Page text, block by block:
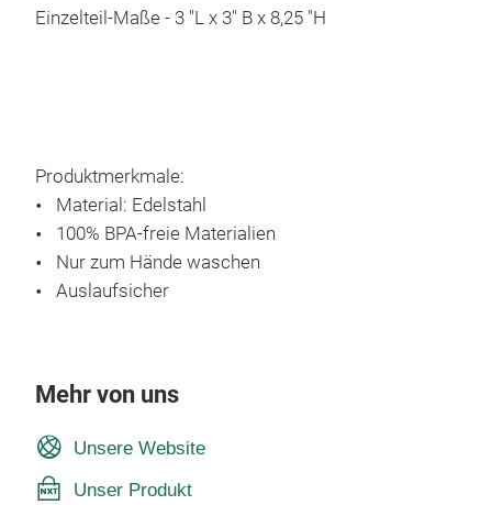
Einzelteil-Maße - 3 "L x 3" B x 8,25 "H
Produktmerkmale:
Material: Edelstahl
100% BPA-freie Materialien
Nur zum Hände waschen
Auslaufsicher
Mehr von uns
Unsere Website
Unser Produkt